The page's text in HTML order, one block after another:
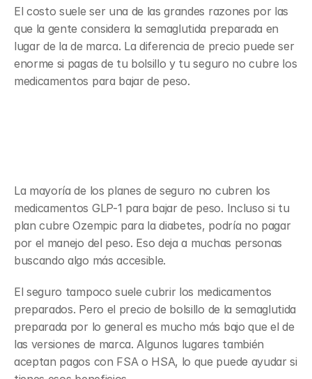
El costo suele ser una de las grandes razones por las
que la gente considera la semaglutida preparada en
lugar de la de marca. La diferencia de precio puede ser
enorme si pagas de tu bolsillo y tu seguro no cubre los
medicamentos para bajar de peso.
La mayoría de los planes de seguro no cubren los
medicamentos GLP-1 para bajar de peso. Incluso si tu
plan cubre Ozempic para la diabetes, podría no pagar
por el manejo del peso. Eso deja a muchas personas
buscando algo más accesible.
El seguro tampoco suele cubrir los medicamentos
preparados. Pero el precio de bolsillo de la semaglutida
preparada por lo general es mucho más bajo que el de
las versiones de marca. Algunos lugares también
aceptan pagos con FSA o HSA, lo que puede ayudar si